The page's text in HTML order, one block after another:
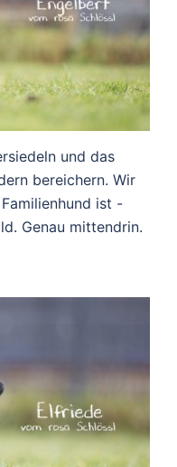
und das
bereichern. Wir
ist -
Genau mittendrin.